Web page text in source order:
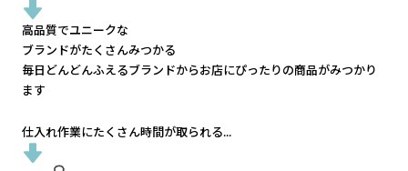
高品質でユニークな
ブランドがたくさんみつかる
毎日どんどんふえるブランドからお店にぴったりの商品がみつかり
ます
仕入れ作業にたくさん時間が取られる...